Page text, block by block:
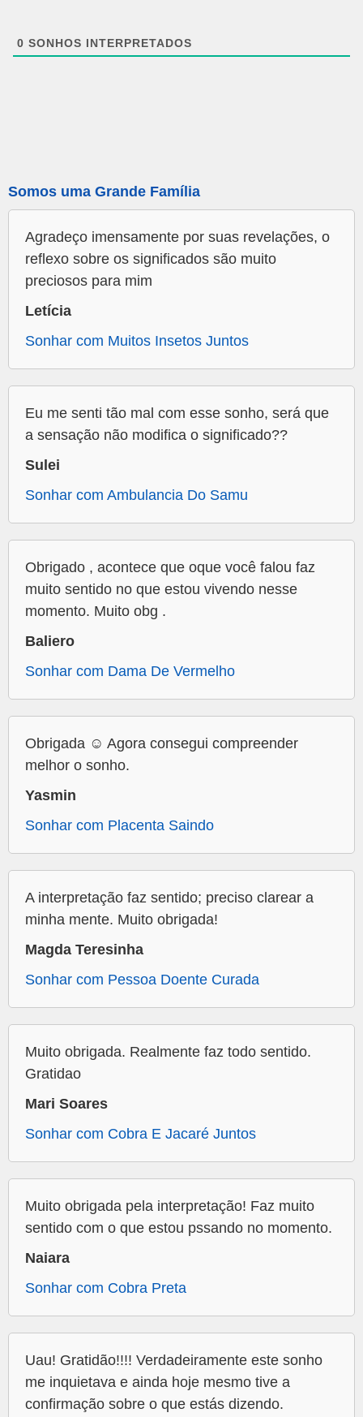
0 SONHOS INTERPRETADOS
Somos uma Grande Família
Agradeço imensamente por suas revelações, o
reflexo sobre os significados são muito
preciosos para mim
Letícia
Sonhar com Muitos Insetos Juntos
Eu me senti tão mal com esse sonho, será que
a sensação não modifica o significado??
Sulei
Sonhar com Ambulancia Do Samu
Obrigado , acontece que oque você falou faz
muito sentido no que estou vivendo nesse
momento. Muito obg .
Baliero
Sonhar com Dama De Vermelho
Obrigada ☺️ Agora consegui compreender
melhor o sonho.
Yasmin
Sonhar com Placenta Saindo
A interpretação faz sentido; preciso clarear a
minha mente. Muito obrigada!
Magda Teresinha
Sonhar com Pessoa Doente Curada
Muito obrigada. Realmente faz todo sentido.
Gratidao
Mari Soares
Sonhar com Cobra E Jacaré Juntos
Muito obrigada pela interpretação! Faz muito
sentido com o que estou pssando no momento.
Naiara
Sonhar com Cobra Preta
Uau! Gratidão!!!! Verdadeiramente este sonho
me inquietava e ainda hoje mesmo tive a
confirmação sobre o que estás dizendo.